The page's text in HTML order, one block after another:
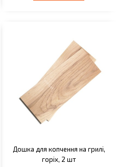
Дошка для копчення на грилі,
горіх, 2 шт